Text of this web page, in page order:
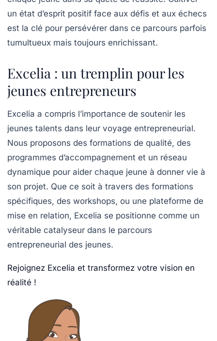
un état d’esprit positif face aux défis et aux échecs
est la clé pour persévérer dans ce parcours parfois
tumultueux mais toujours enrichissant.
Excelia : un tremplin pour les
jeunes entrepreneurs
Excelia a compris l’importance de soutenir les
jeunes talents dans leur voyage entrepreneurial.
Nous proposons des formations de qualité, des
programmes d’accompagnement et un réseau
dynamique pour aider chaque jeune à donner vie à
son projet. Que ce soit à travers des formations
spécifiques, des workshops, ou une plateforme de
mise en relation, Excelia se positionne comme un
véritable catalyseur dans le parcours
entrepreneurial des jeunes.
Rejoignez Excelia et transformez votre vision en
réalité !